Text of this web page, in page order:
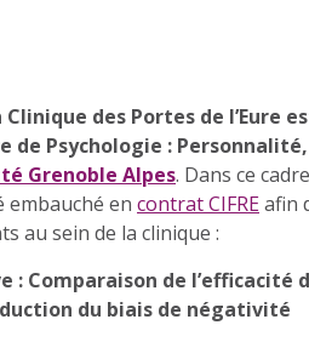
Clinique des Portes de l’Eure
Psychologie :
Grenoble Alpes. Dans ce
embauché en contrat CIFREafin
au sein de la clinique :
: Comparaison de l’efficacité
du biais de négativité